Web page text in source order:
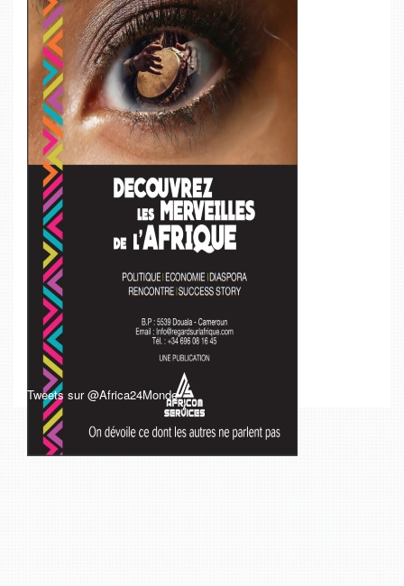
Tweets sur @Africa24Monde